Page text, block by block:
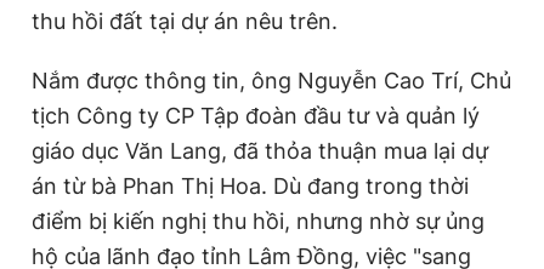
thu hồi đất tại dự án nêu trên.
Nắm được thông tin, ông Nguyễn Cao Trí, Chủ
tịch Công ty CP Tập đoàn đầu tư và quản lý
giáo dục Văn Lang, đã thỏa thuận mua lại dự
án từ bà Phan Thị Hoa. Dù đang trong thời
điểm bị kiến nghị thu hồi, nhưng nhờ sự ủng
hộ của lãnh đạo tỉnh Lâm Đồng, việc "sang